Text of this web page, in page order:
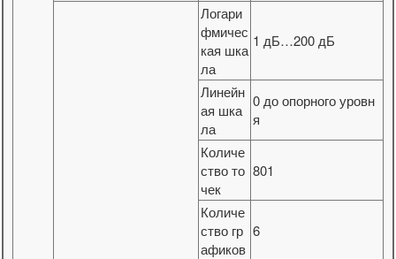
Логари
фмичес
кая шка
ла
1 дБ…200 дБ
Линейн
ая шка
ла
0 до опорного уровн
я
Количе
ство то
чек
801
Количе
ство гр
афиков
6